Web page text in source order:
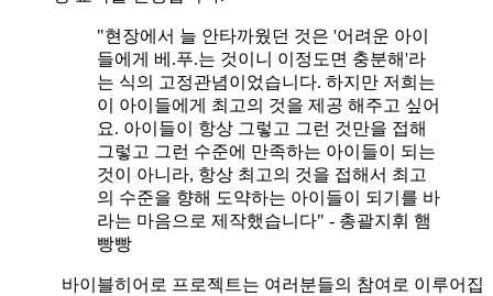
"현장에서 늘 안타까웠던 것은 '어려운 아이
들에게 베.푸.는 것이니 이정도면 충분해'라
는 식의 고정관념이었습니다. 하지만 저희는
이 아이들에게 최고의 것을 제공 해주고 싶어
요. 아이들이 항상 그렇고 그런 것만을 접해
그렇고 그런 수준에 만족하는 아이들이 되는
것이 아니라, 항상 최고의 것을 접해서 최고
의 수준을 향해 도약하는 아이들이 되기를 바
라는 마음으로 제작했습니다" - 총괄지휘 햄
빵빵
바이블히어로 프로젝트는 여러분들의 참여로 이루어집